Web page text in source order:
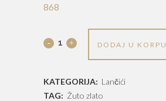
868
Lančić
810
DODAJ U KORPU
KATEGORIJA: Lančići
TAG: Žuto zlato